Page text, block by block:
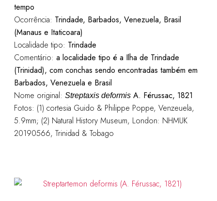
tempo
Ocorrência: Trindade, Barbados, Venezuela, Brasil
(Manaus e Itaticoara)
Localidade tipo: Trindade
Comentário: a localidade tipo é a Ilha de Trindade
(Trinidad), com conchas sendo encontradas também em
Barbados, Venezuela e Brasil
Nome original: Streptaxis deformisA. Férussac, 1821
Fotos: (1) cortesia Guido & Philippe Poppe, Venzeuela,
5.9mm; (2) Natural History Museum, London: NHMUK
20190566, Trinidad & Tobago